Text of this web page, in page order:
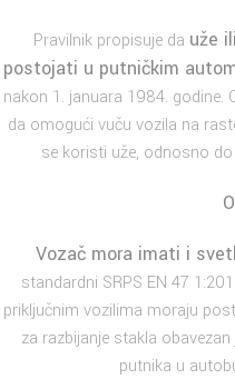
Pravilnik propisuje da uže
postojati u putničkim
nakon 1. januara 1984. godine.
da omogući vuču vozila na
se koristi uže, odnosno
Vozač mora imati i
standardni SRPS EN 47
priključnim vozilima moraju
za razbijanje stakla
putnika u